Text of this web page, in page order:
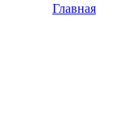
Главная